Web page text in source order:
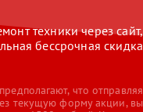
техники через сайт,
бессрочная скидка
что отправляя
текущую форму акции, вы